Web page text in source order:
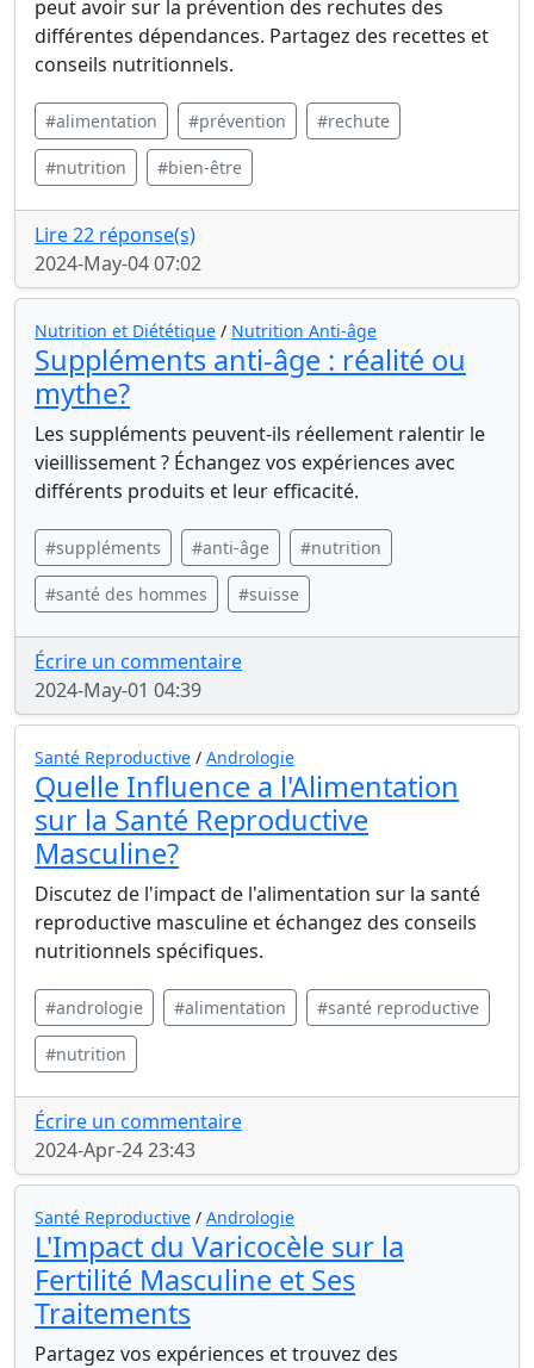
peut avoir sur la prévention des rechutes des
différentes dépendances. Partagez des recettes et
conseils nutritionnels.
#alimentation #prévention #rechute
#nutrition #bien-être
Lire 22 réponse(s)
2024-May-04 07:02
Nutrition et Diététique / Nutrition Anti-âge
Suppléments anti-âge : réalité ou
mythe?
Les suppléments peuvent-ils réellement ralentir le
vieillissement ? Échangez vos expériences avec
différents produits et leur efficacité.
#suppléments #anti-âge #nutrition
#santé des hommes #suisse
Écrire un commentaire
2024-May-01 04:39
Santé Reproductive / Andrologie
Quelle Influence a l'Alimentation
sur la Santé Reproductive
Masculine?
Discutez de l'impact de l'alimentation sur la santé
reproductive masculine et échangez des conseils
nutritionnels spécifiques.
#andrologie #alimentation #santé reproductive
#nutrition
Écrire un commentaire
2024-Apr-24 23:43
Santé Reproductive / Andrologie
L'Impact du Varicocèle sur la
Fertilité Masculine et Ses
Traitements
Partagez vos expériences et trouvez des